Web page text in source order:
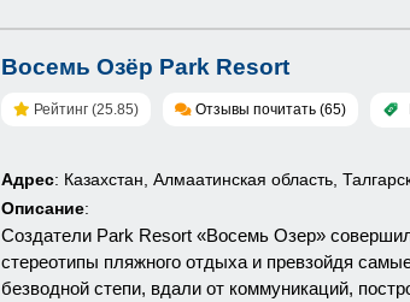
Восемь Озёр Park Resort
Рейтинг (25.85) Отзывы почитать (65)
Адрес: Казахстан, Алмаатинская область,
Описание:
Создатели Park Resort «Восемь Озер»
стереотипы пляжного отдыха и превзойдя
безводной степи, вдали от коммуникаций,